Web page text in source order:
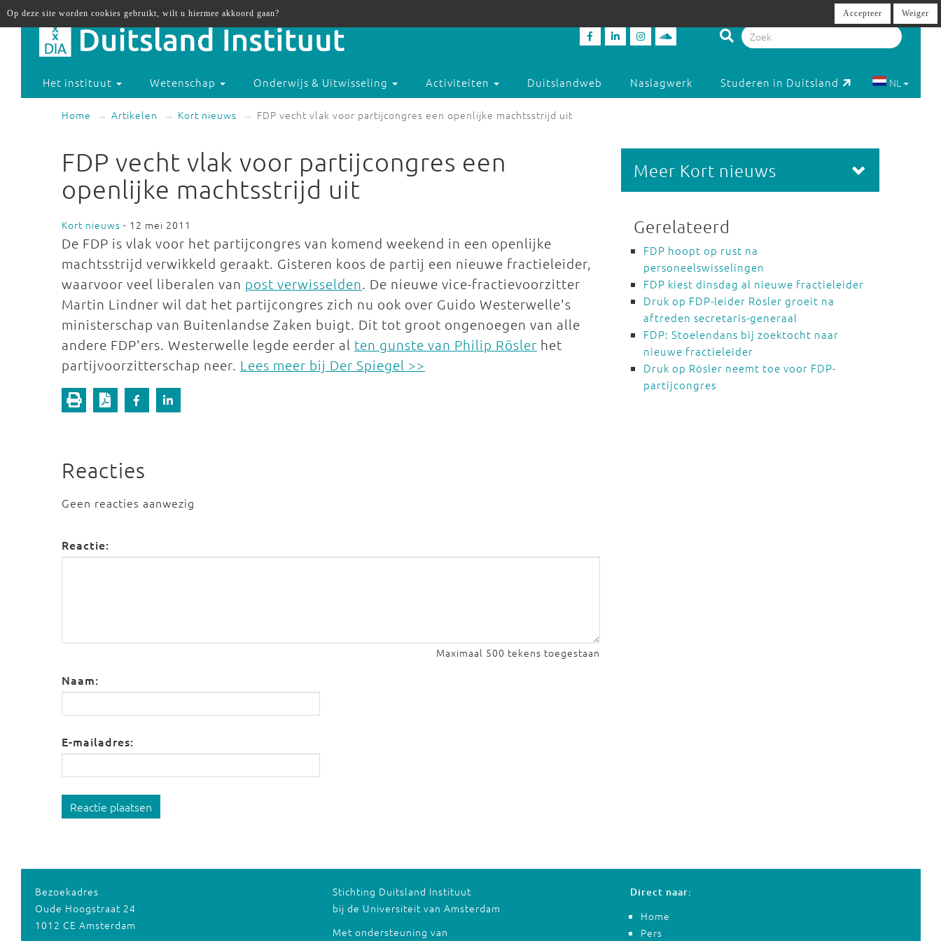
Het instituut Wetenschap Onderwijs & Uitwisseling Activiteiten Duitslandweb Naslagwerk Studeren in Duitsland NL
Home Artikelen Kort nieuws FDP vecht vlak voor partijcongres een openlijke machtsstrijd uit
FDP vecht vlak voor partijcongres een
openlijke machtsstrijd uit
Kort nieuws - 12 mei 2011
De FDP is vlak voor het partijcongres van komend weekend in een openlijke
machtsstrijd verwikkeld geraakt. Gisteren koos de partij een nieuwe fractieleider,
waarvoor veel liberalen van post verwisselden. De nieuwe vice-fractievoorzitter
Martin Lindner wil dat het partijcongres zich nu ook over Guido Westerwelle's
ministerschap van Buitenlandse Zaken buigt. Dit tot groot ongenoegen van alle
andere FDP'ers. Westerwelle legde eerder al ten gunste van Philip Rösler het
partijvoorzitterschap neer. Lees meer bij Der Spiegel >>
Reacties
Geen reacties aanwezig
Reactie:
Maximaal 500 tekens toegestaan
Naam:
E-mailadres:
Reactie plaatsen
Meer Kort nieuws
Gerelateerd
FDP hoopt op rust na
personeelswisselingen
FDP kiest dinsdag al nieuwe fractieleider
Druk op FDP-leider Rösler groeit na
aftreden secretaris-generaal
FDP: Stoelendans bij zoektocht naar
nieuwe fractieleider
Druk op Rösler neemt toe voor FDP-
partijcongres
Bezoekadres
Oude Hoogstraat 24
1012 CE Amsterdam
Stichting Duitsland Instituut
bij de Universiteit van Amsterdam
Met ondersteuning van
Direct naar:
Home
Pers
Op deze site worden cookies gebruikt, wilt u hiermee akkoord gaan? Accepteer Weiger